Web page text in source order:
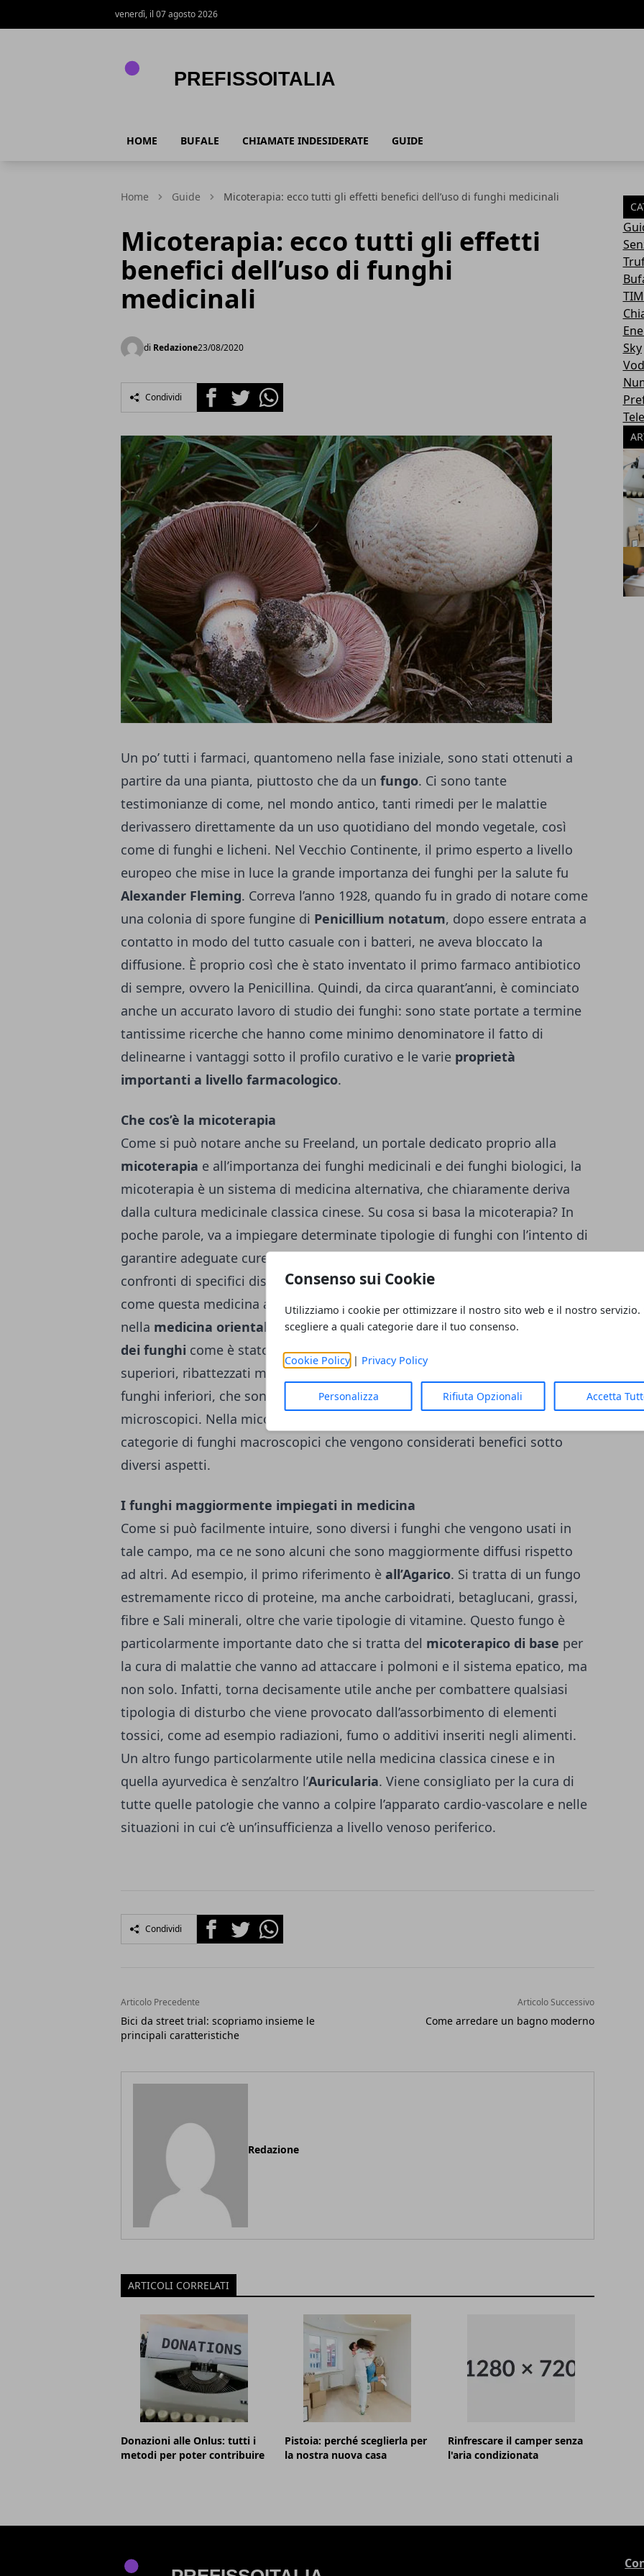
Consenso sui Cookie
Utilizziamo i cookie per ottimizzare il nostro sito web e il nostro servizio.
scegliere a quali categorie dare il tuo consenso.
Cookie Policy| Privacy Policy
Personalizza Rifiuta Opzionali Accetta
venerdì, il 07 agosto 2026
HOME BUFALE CHIAMATE INDESIDERATE GUIDE
Home Guide Micoterapia: ecco tutti gli effetti benefici dell’uso di funghi medicinali
Micoterapia: ecco tutti gli effetti
benefici dell’uso di funghi
medicinali
di Redazione23/08/2020
Condividi FacebookTwitterWhatsapp
Un po’ tutti i farmaci, quantomeno nella fase iniziale, sono stati ottenuti a
partire da una pianta, piuttosto che da un fungo. Ci sono tante
testimonianze di come, nel mondo antico, tanti rimedi per le malattie
derivassero direttamente da un uso quotidiano del mondo vegetale, così
come di funghi e licheni. Nel Vecchio Continente, il primo esperto a livello
europeo che mise in luce la grande importanza dei funghi per la salute fu
Alexander Fleming. Correva l’anno 1928, quando fu in grado di notare come
una colonia di spore fungine di Penicillium notatum, dopo essere entrata a
contatto in modo del tutto casuale con i batteri, ne aveva bloccato la
diffusione. È proprio così che è stato inventato il primo farmaco antibiotico
di sempre, ovvero la Penicillina. Quindi, da circa quarant’anni, è cominciato
anche un accurato lavoro di studio dei funghi: sono state portate a termine
tantissime ricerche che hanno come minimo denominatore il fatto di
delinearne i vantaggi sotto il profilo curativo e le varie proprietà
importanti a livello farmacologico.
Che cos’è la micoterapia
Come si può notare anche su Freeland, un portale dedicato proprio alla
micoterapia e all’importanza dei funghi medicinali e dei funghi biologici, la
micoterapia è un sistema di medicina alternativa, che chiaramente deriva
dalla cultura medicinale classica cinese. Su cosa si basa la micoterapia? In
poche parole, va a impiegare determinate tipologie di funghi con l’intento di
garantire adeguate cure, ma svolgere anche attività di prevenzione nei
confronti di specifici disturbi e diverse patologie. Non bisogna dimenticare
come questa medicina alternativa viene impiegata spesso e volentieri anche
nella medicina orientale ayurvedica. All’interno di miceti, ovvero il
dei funghi come è stato ribattezzato dalla scienza, troviamo i funghi
superiori, ribattezzati macromiceti oppure funghi macroscopici, ma anche i
funghi inferiori, che sono stati definiti micromiceti, ma anche funghi
microscopici. Nella micoterapia, quindi, è previsto l’impiego di alcune
categorie di funghi macroscopici che vengono considerati benefici sotto
diversi aspetti.
I funghi maggiormente impiegati in medicina
Come si può facilmente intuire, sono diversi i funghi che vengono usati in
tale campo, ma ce ne sono alcuni che sono maggiormente diffusi rispetto
ad altri. Ad esempio, il primo riferimento è all’Agarico. Si tratta di un fungo
estremamente ricco di proteine, ma anche carboidrati, betaglucani, grassi,
fibre e Sali minerali, oltre che varie tipologie di vitamine. Questo fungo è
particolarmente importante dato che si tratta del micoterapico di base per
la cura di malattie che vanno ad attaccare i polmoni e il sistema epatico, ma
non solo. Infatti, torna decisamente utile anche per combattere qualsiasi
tipologia di disturbo che viene provocato dall’assorbimento di elementi
tossici, come ad esempio radiazioni, fumo o additivi inseriti negli alimenti.
Un altro fungo particolarmente utile nella medicina classica cinese e in
quella ayurvedica è senz’altro l’Auricularia. Viene consigliato per la cura di
tutte quelle patologie che vanno a colpire l’apparato cardio-vascolare e nelle
situazioni in cui c’è un’insufficienza a livello venoso periferico.
Condividi FacebookTwitterWhatsapp
Articolo Precedente
Bici da street trial: scopriamo insieme le
principali caratteristiche
Articolo Successivo
Come arredare un bagno moderno
Redazione
ARTICOLI CORRELATI
Donazioni alle Onlus: tutti i
metodi per poter contribuire
Pistoia: perché sceglierla per
la nostra nuova casa
Rinfrescare il camper senza
l'aria condizionata
TIM
Sky